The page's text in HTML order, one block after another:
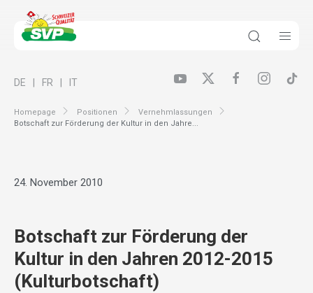
Homepage Positionen
Vernehmlassungen
Botschaft zur Förderung der Kultur in den Jahre...
DE FR IT
24. November 2010
Botschaft zur Förderung der
Kultur in den Jahren 2012-2015
(Kulturbotschaft)